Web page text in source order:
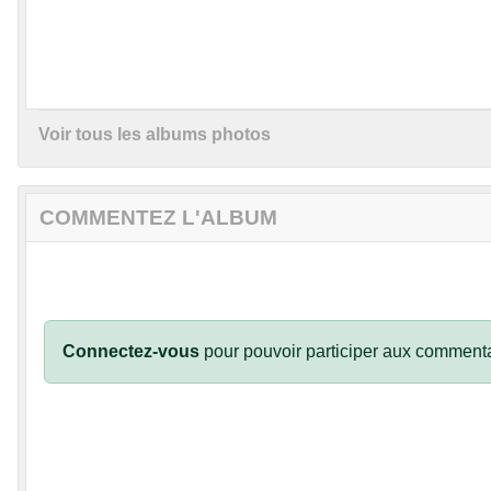
Voir tous les albums photos
COMMENTEZ L'ALBUM
Connectez-vous pour pouvoir participer aux